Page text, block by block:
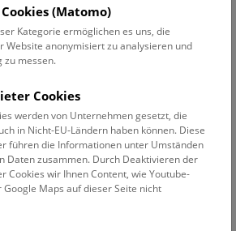
Show: Dinosaurier
durch die Welt der Saurier. Die
Deck 50 macht es möglich, die
Dinosaurier hautnah zu erleben!
NHM WIEN
11:15 – 11:45
(Matomo)
Kategorie ermöglichen es uns, die
Website anonymisiert zu analysieren und
zu messen.
Cookies
werden von Unternehmen gesetzt, die
in Nicht-EU-Ländern haben können. Diese
führen die Informationen unter Umständen
Daten zusammen. Durch Deaktivieren der
Cookies wir Ihnen Content, wie Youtube-
Google Maps auf dieser Seite nicht